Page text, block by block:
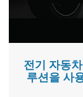
전기 자동
루션을 사